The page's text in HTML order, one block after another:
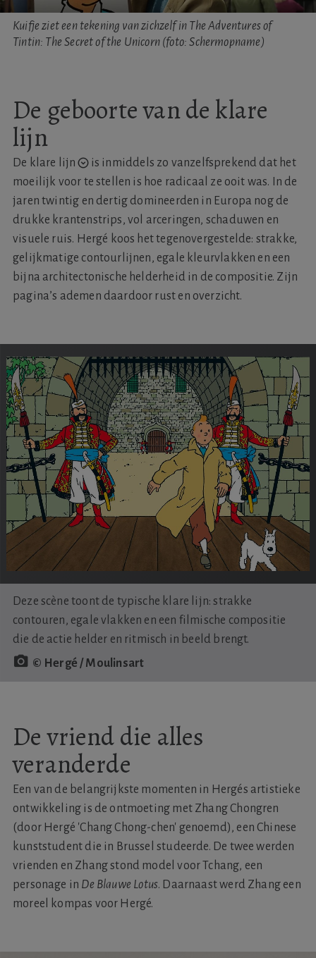
Kuifje ziet een tekening van zichzelf in The Adventures of
Tintin: The Secret of the Unicorn (foto: Schermopname)
De geboorte van de klare
lijn
De klare lijn
is inmiddels zo vanzelfsprekend dat het
moeilijk voor te stellen is hoe radicaal ze ooit was. In de
jaren twintig en dertig domineerden in Europa nog de
drukke krantenstrips, vol arceringen, schaduwen en
visuele ruis. Hergé koos het tegenovergestelde: strakke,
gelijkmatige contourlijnen, egale kleurvlakken en een
bijna architectonische helderheid in de compositie. Zijn
pagina’s ademen daardoor rust en overzicht.
Deze scène toont de typische klare lijn: strakke
contouren, egale vlakken en een filmische compositie
die de actie helder en ritmisch in beeld brengt.
© Hergé / Moulinsart
De vriend die alles
veranderde
Een van de belangrijkste momenten in Hergés artistieke
ontwikkeling is de ontmoeting met Zhang Chongren
(door Hergé 'Chang Chong-chen' genoemd), een Chinese
kunststudent die in Brussel studeerde. De twee werden
vrienden en Zhang stond model voor Tchang, een
personage in De Blauwe Lotus. Daarnaast werd Zhang een
moreel kompas voor Hergé.